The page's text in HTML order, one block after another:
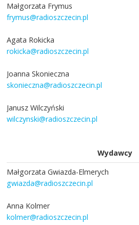
Małgorzata Frymus
frymus@radioszczecin.pl
Agata Rokicka
rokicka@radioszczecin.pl
Joanna Skonieczna
skonieczna@radioszczecin.pl
Janusz Wilczyński
wilczynski@radioszczecin.pl
Wydawcy
Małgorzata Gwiazda-Elmerych
gwiazda@radioszczecin.pl
Anna Kolmer
kolmer@radioszczecin.pl